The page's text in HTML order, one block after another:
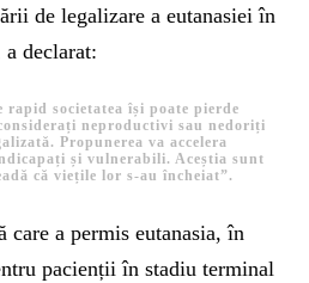
de legalizare a eutanasiei în
a declarat:
rapid societatea își poate pierde
neproductivi sau nedoriți
Propunerea va accelera
și vulnerabili. Aceștia sunt
că viețile lor s-au încheiat”.
care a permis eutanasia, în
pacienții în stadiu terminal